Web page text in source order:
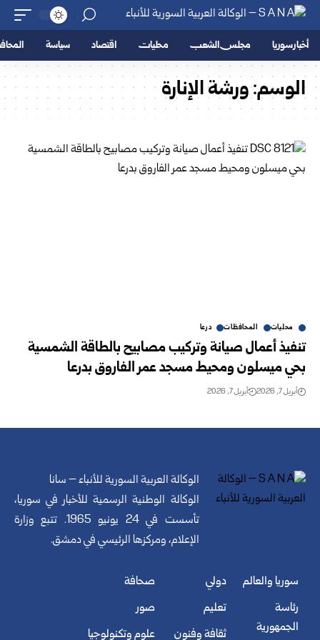
أخبار سوريا مجلس الشعب محليات اقتصاد سياسة
الوسم:ورشة الإنارة
محليات المحافظات درعا
تنفيذ أعمال صيانة وتركيب مصابيح بالطاقة الشمسية
بحي ميسلون ومحيط مسجد عمر الفاروق بدرعا
أبريل 7, 2026 أبريل 7, 2026
الوكالة العربية السورية للأنباء – سانا
الوكالة الوطنية الرسمية للأخبار في سوريا،
تأسست في 24 يونيو 1965. تتبع وزارة
الإعلام، ومركزها الرئيسي في دمشق.
سوريا والعالم
رئاسة
الجمهورية
دولي
تعليم
ثقافة وفنون
صحافة
صور
علوم وتكنولوجيا